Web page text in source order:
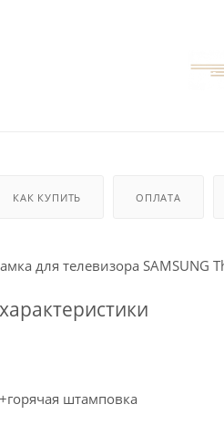
КАК КУПИТЬ ОПЛАТА
для телевизора SAMSUNG
штамповка